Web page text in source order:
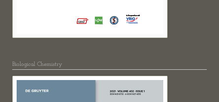
Biological Chemistry